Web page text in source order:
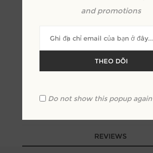
OVERVIEW
REVIEWS
and promotions
THEO DÕI
Do not show this popup again